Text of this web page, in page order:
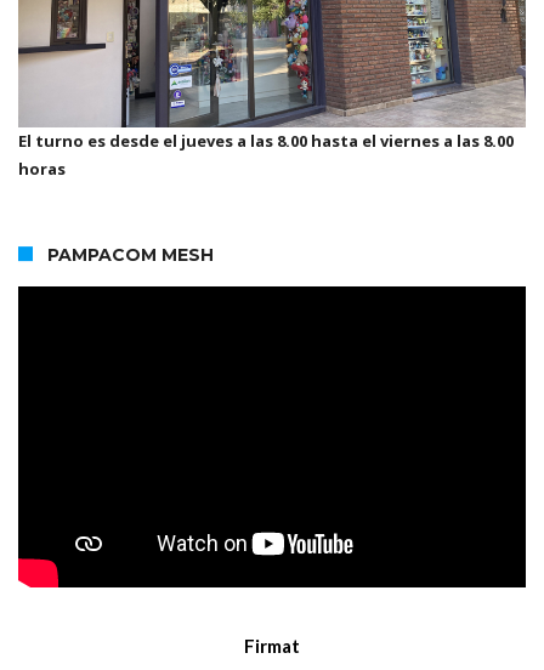
El turno es desde el jueves a las 8.00 hasta el viernes a las 8.00
horas
PAMPACOM MESH
Firmat